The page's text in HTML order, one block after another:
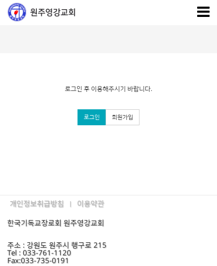
로그인 후 이용해주시기 바랍니다.
로그인 회원가입
한국기독교장로회 원주영강교회
개인정보취급방침 이용약관
주소 : 강원도 원주시 행구로 215
Tel : 033-761-1120
Fax:033-735-0191